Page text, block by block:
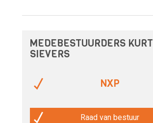
MEDEBESTUURDERS KURT
SIEVERS
NXP
Raad van bestuur